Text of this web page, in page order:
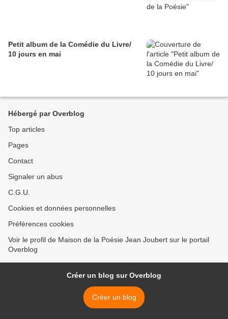
Petit album de la Comédie du Livre/
10 jours en mai
Hébergé par Overblog
Top articles
Pages
Contact
Signaler un abus
C.G.U.
Cookies et données personnelles
Préférences cookies
Voir le profil de Maison de la Poésie Jean Joubert sur le portail
Overblog
Créer un blog sur Overblog
Créer un blog